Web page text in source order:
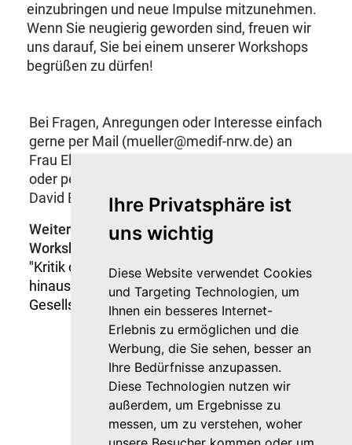
Ihre Privatsphäre ist
uns wichtig
Diese Website verwendet Cookies
und Targeting Technologien, um
Ihnen ein besseres Internet-
Erlebnis zu ermöglichen und die
Werbung, die Sie sehen, besser an
Ihre Bedürfnisse anzupassen.
Diese Technologien nutzen wir
außerdem, um Ergebnisse zu
messen, um zu verstehen, woher
einzubringen und neue Impulse mitzunehmen.
Wenn Sie neugierig geworden sind, freuen wir
uns darauf, Sie bei einem unserer Workshops
begrüßen zu dürfen!
Bei Fragen, Anregungen oder Interesse einfach
gerne per Mail (mueller@medif-nrw.de) an
Frau Elena Müller (Projektleitung MeDiF-NRW)
oder per Mail (berchem@medif-nrw.de) an Dr.
David Berchem (Projektleitung MeDiF-NRW).
Weitere Informationen und vergangene
Workshopangebote unter folgenden Links
"Kritik der Männlichkeit im Fußball und darüber
hinaus
"Vielfalt im Verein, Vielfalt in der
Gesellschaft".